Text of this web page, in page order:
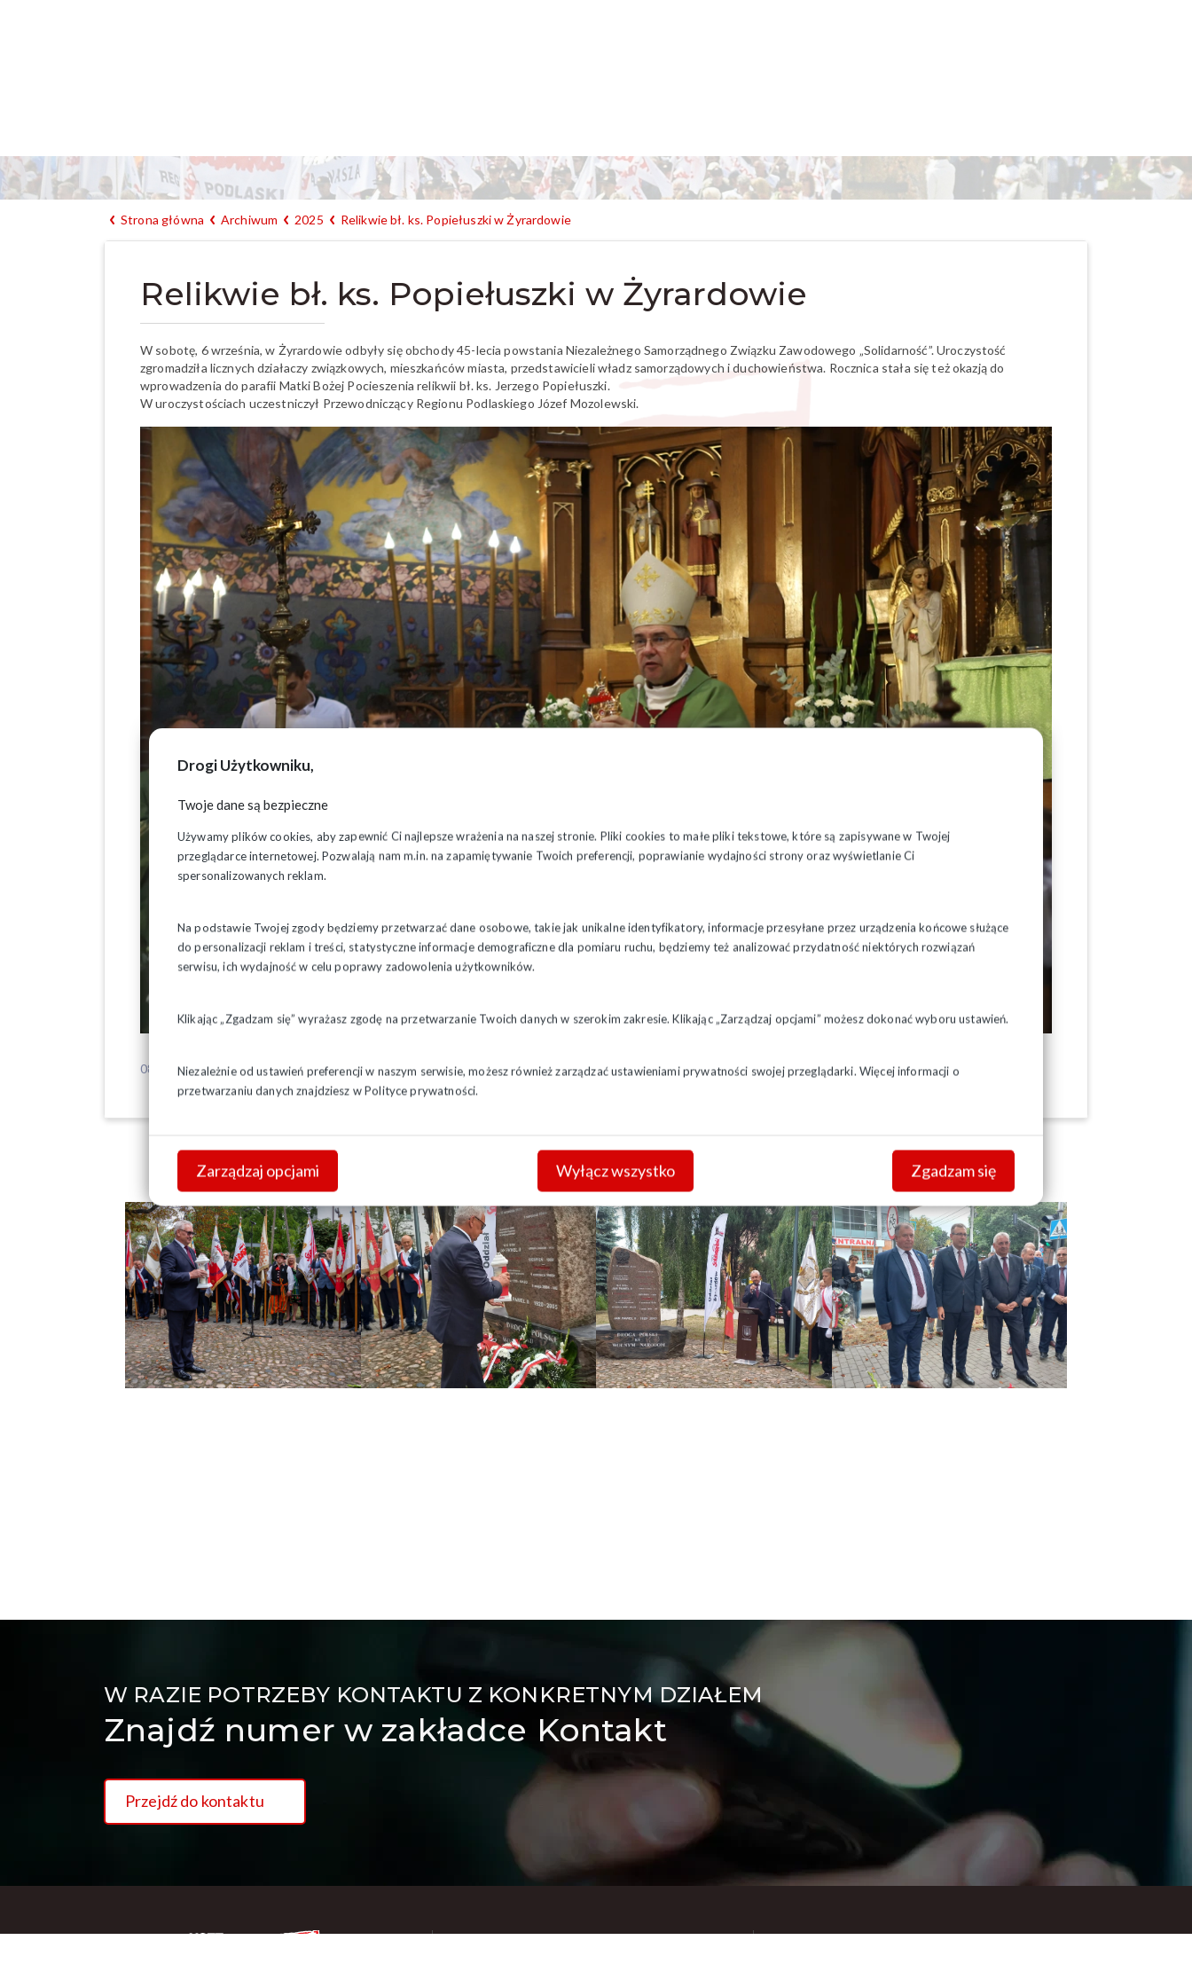
Drogi Użytkowniku,
Twoje dane są bezpieczne
Używamy plików cookies, aby zapewnić Ci najlepsze wrażenia na naszej stronie. Pliki cookies to małe pliki tekstowe, które są zapisywane w Twojej
przeglądarce internetowej. Pozwalają nam m.in. na zapamiętywanie Twoich preferencji, poprawianie wydajności strony oraz wyświetlanie Ci
spersonalizowanych reklam.
Na podstawie Twojej zgody będziemy przetwarzać dane osobowe, takie jak unikalne identyfikatory, informacje przesyłane przez urządzenia końcowe służące
do personalizacji reklam i treści, statystyczne informacje demograficzne dla pomiaru ruchu, będziemy też analizować przydatność niektórych rozwiązań
serwisu, ich wydajność w celu poprawy zadowolenia użytkowników.
Klikając „Zgadzam się” wyrażasz zgodę na przetwarzanie Twoich danych w szerokim zakresie. Klikając „Zarządzaj opcjami” możesz dokonać wyboru ustawień.
Niezależnie od ustawień preferencji w naszym serwisie, możesz również zarządzać ustawieniami prywatności swojej przeglądarki. Więcej informacji o
przetwarzaniu danych znajdziesz wPolityce prywatności.
Zarządzaj opcjami Wyłącz wszystko Zgadzam się
Strona główna Archiwum 2025 Relikwie bł. ks. Popiełuszki w Żyrardowie
Relikwie bł. ks. Popiełuszki w Żyrardowie
W sobotę, 6 września, w Żyrardowie odbyły się obchody 45-lecia powstania Niezależnego Samorządnego Związku Zawodowego „Solidarność”. Uroczystość
zgromadziła licznych działaczy związkowych, mieszkańców miasta, przedstawicieli władz samorządowych i duchowieństwa. Rocznica stała się też okazją do
wprowadzenia do parafii Matki Bożej Pocieszenia relikwii bł. ks. Jerzego Popiełuszki.
W uroczystościach uczestniczył Przewodniczący Regionu Podlaskiego Józef Mozolewski.
08-09-2025
W RAZIE POTRZEBY KONTAKTU Z KONKRETNYM DZIAŁEM
Znajdź numer w zakładce Kontakt
Przejdź do kontaktu